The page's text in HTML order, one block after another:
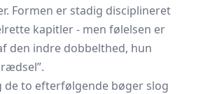
Formen er stadig disciplineret
kapitler - men følelsen er
den indre dobbelthed, hun
to efterfølgende bøger slog